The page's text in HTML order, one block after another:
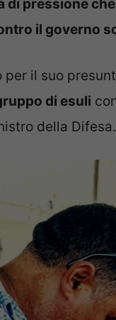
di pressione
il governo
il suo
di esuli
della Difesa.